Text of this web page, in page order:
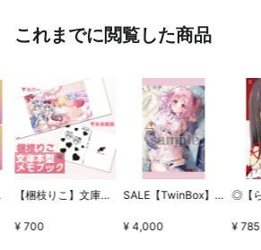
これまでに閲覧した商品
セット 【梱枝りこ】文庫本型メモブック・「すいーとほいっぷ」限定版表紙
¥ 700
SALE【TwinBox】WSB1タペストリー・放課後の保健室
¥ 4,000 ¥ 785